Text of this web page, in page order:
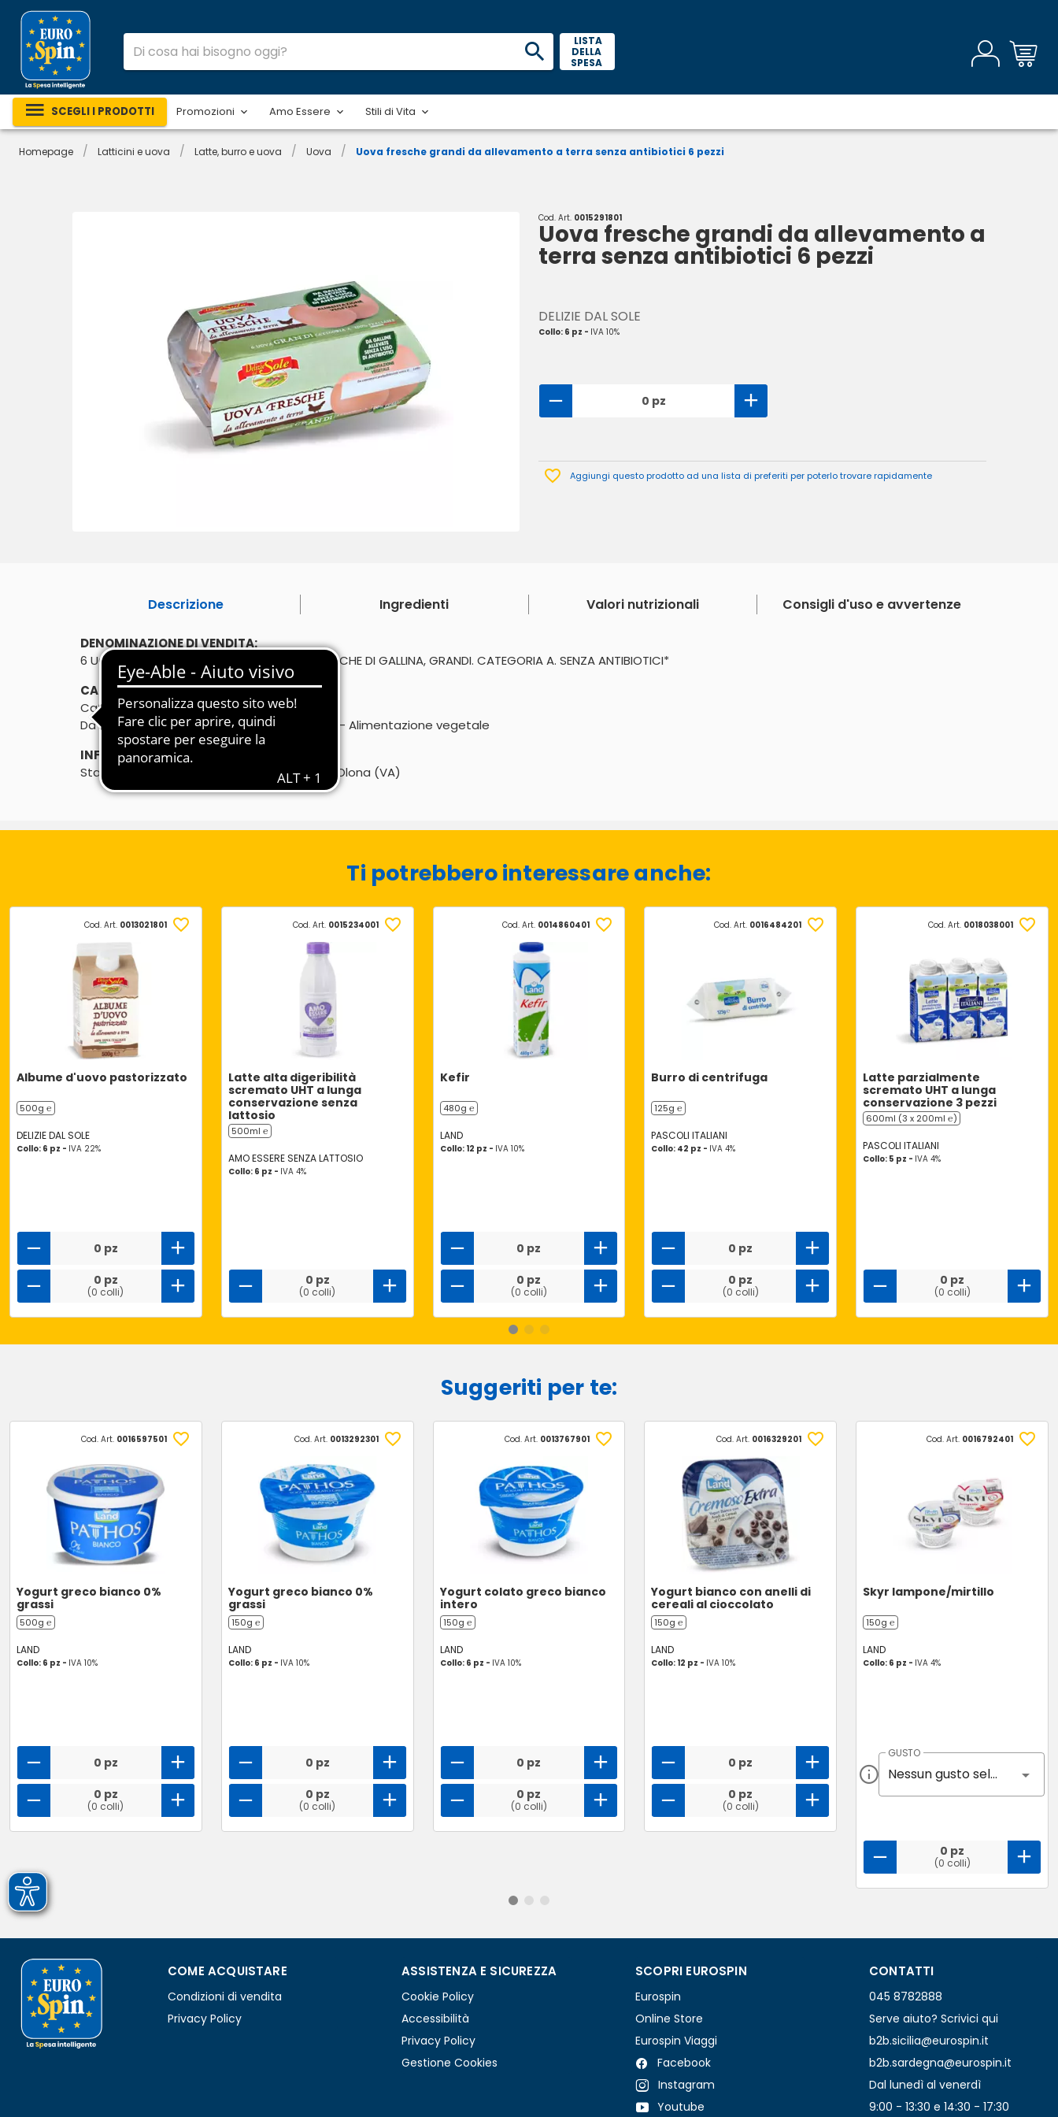
LISTA
DELLA
SPESA
SCEGLI I PRODOTTI Promozioni Amo Essere Stili di Vita
Homepage / Latticini e uova / Latte, burro e uova / Uova / Uova fresche grandi da allevamento a terra senza antibiotici 6 pezzi
Cod. Art. 0015291801
Uova fresche grandi da allevamento a
terra senza antibiotici 6 pezzi
DELIZIE DAL SOLE
Collo: 6 pz - IVA 10%
0 pz
Aggiungi questo prodotto ad una lista di preferiti per poterlo trovare rapidamente
Descrizione Ingredienti Valori nutrizionali Consigli d'uso e avvertenze
DENOMINAZIONE DI VENDITA:
6 UOVA DA ALLEVAMENTO A TERRA. UOVA FRESCHE DI GALLINA, GRANDI. CATEGORIA A. SENZA ANTIBIOTICI*
CARATTERISTICHE:
Categoria A 100% italiane
Da galline allevate senza l'uso di antibiotici* - Alimentazione vegetale
INFORMAZIONI PRODUTTORE:
Stabilimento: Via I Maggio 112, 21057 Olgiate Olona (VA)
Ti potrebbero interessare anche:
Cod. Art. 0013021801
Albume d'uovo pastorizzato
500g ℮
DELIZIE DAL SOLE
Collo: 6 pz - IVA 22%
0 pz
0 pz
(0 colli)
Cod. Art. 0015234001
Latte alta digeribilità
scremato UHT a lunga
conservazione senza
lattosio
500ml ℮
AMO ESSERE SENZA LATTOSIO
Collo: 6 pz - IVA 4%
0 pz
(0 colli)
Cod. Art. 0014860401
Kefir
480g ℮
LAND
Collo: 12 pz - IVA 10%
0 pz
0 pz
(0 colli)
Cod. Art. 0016484201
Burro di centrifuga
125g ℮
PASCOLI ITALIANI
Collo: 42 pz - IVA 4%
0 pz
0 pz
(0 colli)
Cod. Art. 0018038001
Latte parzialmente
scremato UHT a lunga
conservazione 3 pezzi
600ml (3 x 200ml ℮)
PASCOLI ITALIANI
Collo: 5 pz - IVA 4%
0 pz
(0 colli)
Suggeriti per te:
Cod. Art. 0016597501
Yogurt greco bianco 0%
grassi
500g ℮
LAND
Collo: 6 pz - IVA 10%
0 pz
0 pz
(0 colli)
Cod. Art. 0013292301
Yogurt greco bianco 0%
grassi
150g ℮
LAND
Collo: 6 pz - IVA 10%
0 pz
0 pz
(0 colli)
Cod. Art. 0013767901
Yogurt colato greco bianco
intero
150g ℮
LAND
Collo: 6 pz - IVA 10%
0 pz
0 pz
(0 colli)
Cod. Art. 0016329201
Yogurt bianco con anelli di
cereali al cioccolato
150g ℮
LAND
Collo: 12 pz - IVA 10%
0 pz
0 pz
(0 colli)
Cod. Art. 0016792401
Skyr lampone/mirtillo
150g ℮
LAND
Collo: 6 pz - IVA 4%
GUSTO
Nessun gusto selezionato
0 pz
(0 colli)
COME ACQUISTARE
Condizioni di vendita
Privacy Policy
ASSISTENZA E SICUREZZA
Cookie Policy
Accessibilità
Privacy Policy
Gestione Cookies
SCOPRI EUROSPIN
Eurospin
Online Store
Eurospin Viaggi
Facebook
Instagram
Youtube
CONTATTI
045 8782888
Serve aiuto? Scrivici qui
b2b.sicilia@eurospin.it
b2b.sardegna@eurospin.it
Dal lunedì al venerdì
9:00 - 13:30 e 14:30 - 17:30